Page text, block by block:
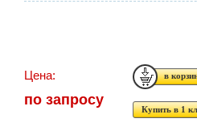
Цена:
по запросу
Купить в 1